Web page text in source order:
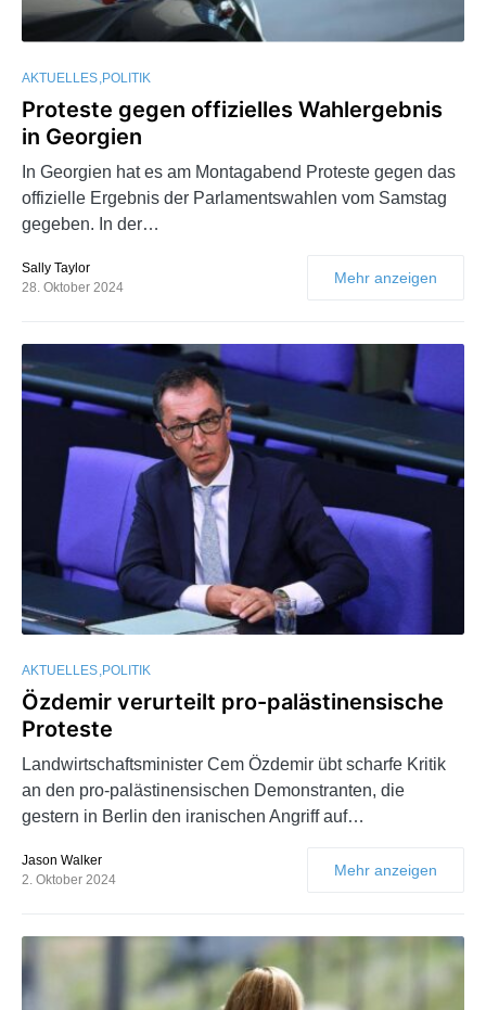
AKTUELLES POLITIK
Proteste gegen offizielles Wahlergebnis
in Georgien
In Georgien hat es am Montagabend Proteste gegen das
offizielle Ergebnis der Parlamentswahlen vom Samstag
gegeben. In der…
Sally Taylor
28. Oktober 2024
Mehr anzeigen
AKTUELLES POLITIK
Özdemir verurteilt pro-palästinensische
Proteste
Landwirtschaftsminister Cem Özdemir übt scharfe Kritik
an den pro-palästinensischen Demonstranten, die
gestern in Berlin den iranischen Angriff auf…
Jason Walker
2. Oktober 2024
Mehr anzeigen